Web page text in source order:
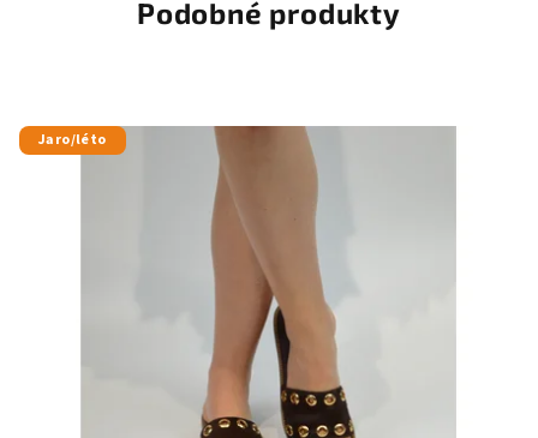
Podobné produkty
Jaro/léto